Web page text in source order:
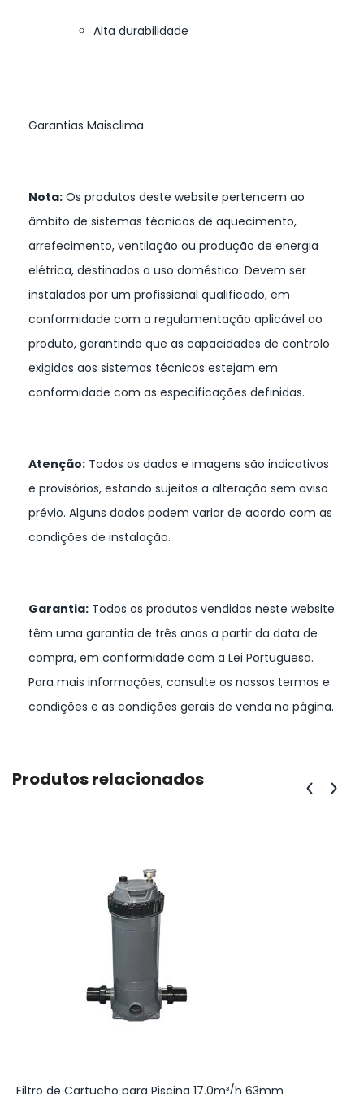
Alta durabilidade
Garantias Maisclima
Nota: Os produtos deste website pertencem ao
âmbito de sistemas técnicos de aquecimento,
arrefecimento, ventilação ou produção de energia
elétrica, destinados a uso doméstico. Devem ser
instalados por um profissional qualificado, em
conformidade com a regulamentação aplicável ao
produto, garantindo que as capacidades de controlo
exigidas aos sistemas técnicos estejam em
conformidade com as especificações definidas.
Atenção: Todos os dados e imagens são indicativos
e provisórios, estando sujeitos a alteração sem aviso
prévio. Alguns dados podem variar de acordo com as
condições de instalação.
Garantia: Todos os produtos vendidos neste website
têm uma garantia de três anos a partir da data de
compra, em conformidade com a Lei Portuguesa.
Para mais informações, consulte os nossos termos e
condições e as condições gerais de venda na página.
Produtos relacionados
Filtro de Cartucho para Piscina 17.0m³/h 63mm